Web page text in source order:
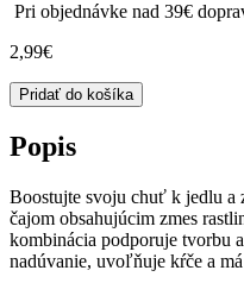
Pri objednávke nad 39€
2,99€
množstvo
Leros
STOMARAN
zažívacie
-
sypaný,
100 g
Pridať do košíka
Popis
Boostujte svoju chuť k jedlu a
čajom obsahujúcim zmes
kombinácia podporuje tvorbu
nadúvanie, uvoľňuje kŕče a